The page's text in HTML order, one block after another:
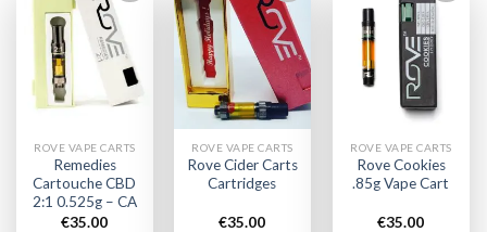
Add to
wishlist
ROVE VAPE CARTS
Remedies
Cartouche CBD
2:1 0.525g – CA
€35.00
Add to
wishlist
ROVE VAPE CARTS
Rove Cider Carts
Cartridges
€35.00
Add to
wishlist
ROVE VAPE CARTS
Rove Cookies
.85g Vape Cart
€35.00